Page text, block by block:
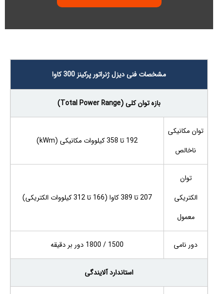
مشخصات فنی دیزل ژنراتور پرکینز 300 کاوا
بازه توان کلی (Total Power Range)
توان مکانیکی
ناخالص
192 تا 358 کیلووات مکانیکی (kWm)
توان
الکتریکی
معمول
207 تا 389 کاوا (166 تا 312 کیلووات الکتریکی)
دور نامی 1500 / 1800 دور بر دقیقه
استاندارد آلایندگی